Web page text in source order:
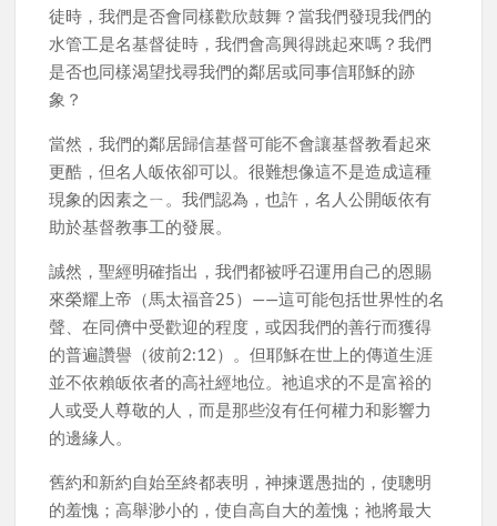
徒時，我們是否會同樣歡欣鼓舞？當我們發現我們的
水管工是名基督徒時，我們會高興得跳起來嗎？我們
是否也同樣渴望找尋我們的鄰居或同事信耶穌的跡
象？
當然，我們的鄰居歸信基督可能不會讓基督教看起來
更酷，但名人皈依卻可以。很難想像這不是造成這種
現象的因素之ㄧ。我們認為，也許，名人公開皈依有
助於基督教事工的發展。
誠然，聖經明確指出，我們都被呼召運用自己的恩賜
來榮耀上帝（馬太福音25）——這可能包括世界性的名
聲、在同儕中受歡迎的程度，或因我們的善行而獲得
的普遍讚譽（彼前2:12）。但耶穌在世上的傳道生涯
並不依賴皈依者的高社經地位。祂追求的不是富裕的
人或受人尊敬的人，而是那些沒有任何權力和影響力
的邊緣人。
舊約和新約自始至終都表明，神揀選愚拙的，使聰明
的羞愧；高舉渺小的，使自高自大的羞愧；祂將最大